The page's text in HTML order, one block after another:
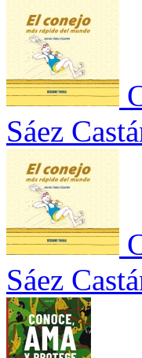
Sáez
Sáez